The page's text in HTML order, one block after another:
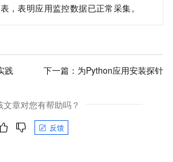
，表明应用监控数据已正常采集。
践 下一篇： 为Python应用安装探针
文章对您有帮助吗？
反馈